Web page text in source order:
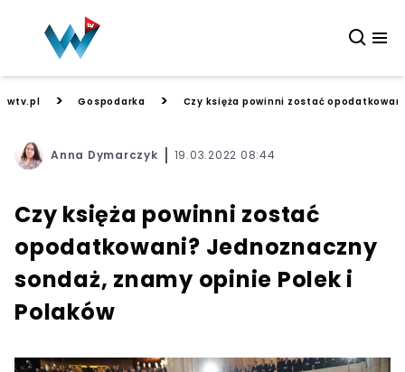
wtv.pl > Gospodarka > Czy księża powinni zostać
Anna Dymarczyk 19.03.2022 08:44
Czy księża powinni zostać
opodatkowani? Jednoznaczny
sondaż, znamy opinie Polek i
Polaków